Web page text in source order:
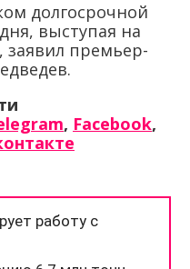
долгосрочной
выступая на
заявил премьер-
, Facebook,